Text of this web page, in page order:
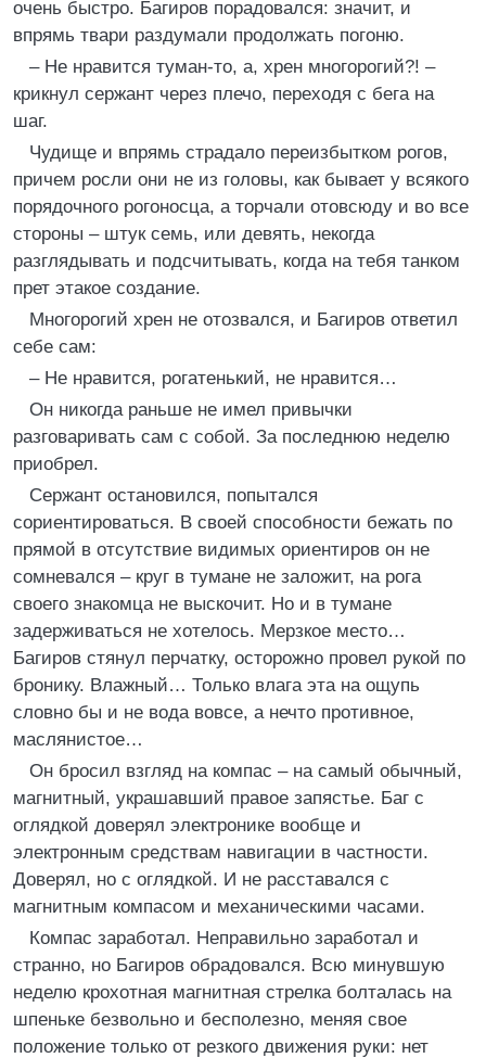
очень быстро. Багиров порадовался: значит, и
впрямь твари раздумали продолжать погоню.
– Не нравится туман-то, а, хрен многорогий?! –
крикнул сержант через плечо, переходя с бега на
шаг.
Чудище и впрямь страдало переизбытком рогов,
причем росли они не из головы, как бывает у всякого
порядочного рогоносца, а торчали отовсюду и во все
стороны – штук семь, или девять, некогда
разглядывать и подсчитывать, когда на тебя танком
прет этакое создание.
Многорогий хрен не отозвался, и Багиров ответил
себе сам:
– Не нравится, рогатенький, не нравится…
Он никогда раньше не имел привычки
разговаривать сам с собой. За последнюю неделю
приобрел.
Сержант остановился, попытался
сориентироваться. В своей способности бежать по
прямой в отсутствие видимых ориентиров он не
сомневался – круг в тумане не заложит, на рога
своего знакомца не выскочит. Но и в тумане
задерживаться не хотелось. Мерзкое место…
Багиров стянул перчатку, осторожно провел рукой по
бронику. Влажный… Только влага эта на ощупь
словно бы и не вода вовсе, а нечто противное,
маслянистое…
Он бросил взгляд на компас – на самый обычный,
магнитный, украшавший правое запястье. Баг с
оглядкой доверял электронике вообще и
электронным средствам навигации в частности.
Доверял, но с оглядкой. И не расставался с
магнитным компасом и механическими часами.
Компас заработал. Неправильно заработал и
странно, но Багиров обрадовался. Всю минувшую
неделю крохотная магнитная стрелка болталась на
шпеньке безвольно и бесполезно, меняя свое
положение только от резкого движения руки: нет